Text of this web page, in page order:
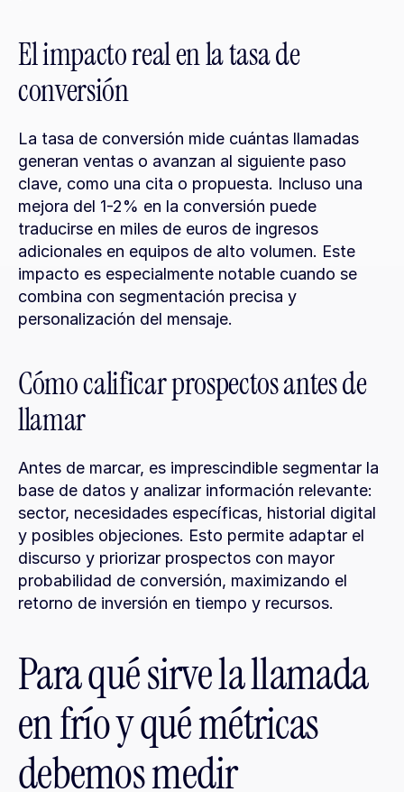
El impacto real en la tasa de
conversión
La tasa de conversión mide cuántas llamadas
generan ventas o avanzan al siguiente paso
clave, como una cita o propuesta. Incluso una
mejora del 1-2% en la conversión puede
traducirse en miles de euros de ingresos
adicionales en equipos de alto volumen. Este
impacto es especialmente notable cuando se
combina con segmentación precisa y
personalización del mensaje.
Cómo calificar prospectos antes de
llamar
Antes de marcar, es imprescindible segmentar la
base de datos y analizar información relevante:
sector, necesidades específicas, historial digital
y posibles objeciones. Esto permite adaptar el
discurso y priorizar prospectos con mayor
probabilidad de conversión, maximizando el
retorno de inversión en tiempo y recursos.
Para qué sirve la llamada
en frío y qué métricas
debemos medir